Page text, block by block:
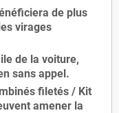
de plus
virages
de la voiture,
sans appel.
filetés / Kit
amener la